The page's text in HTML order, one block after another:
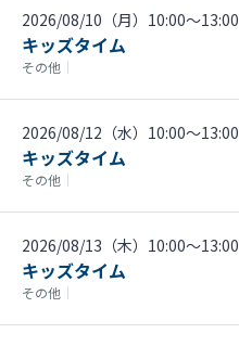
2026/08/10（月）10:00〜13:00
キッズタイム
その他 ｜
2026/08/12（水）10:00〜13:00
キッズタイム
その他 ｜
2026/08/13（木）10:00〜13:00
キッズタイム
その他 ｜